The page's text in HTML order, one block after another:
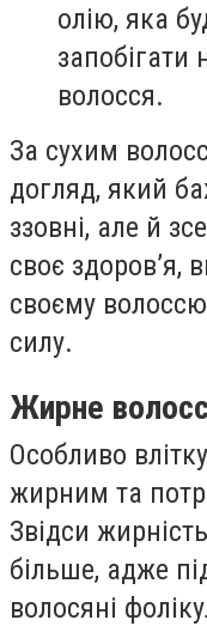
олію, яка
волосся.
За сухим
догляд, який
ззовні, але й
своє здоров’я,
своєму
силу.
Жирне
Особливо
жирним та
Звідси
більше, адже
волосяні